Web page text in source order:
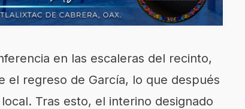
en las escaleras del recinto,
el regreso de García, lo que después
Tras esto, el interino designado